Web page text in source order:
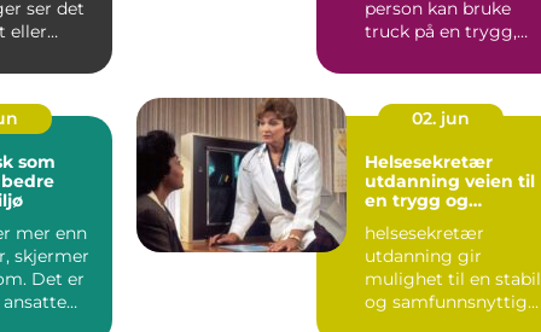
ser det
eller
person kan bruke
truck på en trygg,
måte. F...
som
mer enn
skjermer
Det er
02. jun
Helsesekretær
utdanning veien til
en trygg og
helsesekretær
utdanning gir
mulighet til en stabil
og samfunnsnyttig